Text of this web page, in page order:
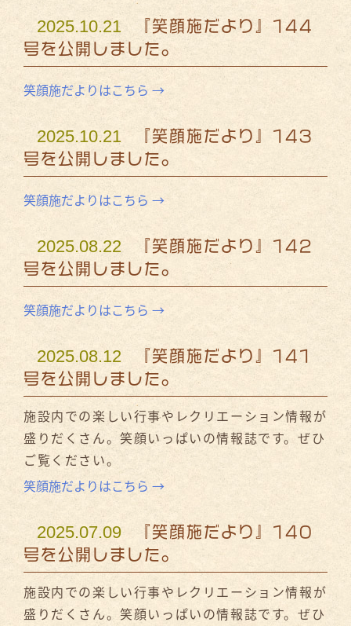
2025.10.21
『笑顔施だより』144
号を公開しました。
笑顔施だよりはこちら →
2025.10.21
『笑顔施だより』143
号を公開しました。
笑顔施だよりはこちら →
2025.08.22
『笑顔施だより』142
号を公開しました。
笑顔施だよりはこちら →
2025.08.12
『笑顔施だより』141
号を公開しました。
施設内での楽しい行事やレクリエーション情報が
盛りだくさん。笑顔いっぱいの情報誌です。ぜひ
ご覧ください。
笑顔施だよりはこちら →
2025.07.09
『笑顔施だより』140
号を公開しました。
施設内での楽しい行事やレクリエーション情報が
盛りだくさん。笑顔いっぱいの情報誌です。ぜひ